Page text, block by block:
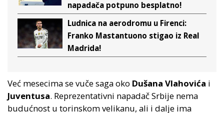
napadača potpuno besplatno!
Ludnica na aerodromu u Firenci:
Franko Mastantuono stigao iz Real
Madrida!
Već mesecima se vuče saga oko Dušana Vlahovića i
Juventusa. Reprezentativni napadač Srbije nema
budućnost u torinskom velikanu, ali i dalje ima